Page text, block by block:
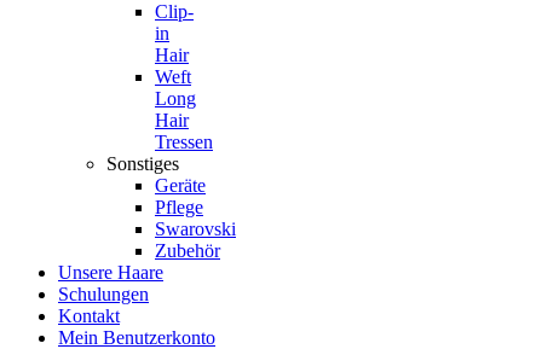
Clip-
in
Hair
Weft
Long
Hair
Tressen
Sonstiges
Geräte
Pflege
Swarovski
Zubehör
Unsere Haare
Schulungen
Kontakt
Mein Benutzerkonto